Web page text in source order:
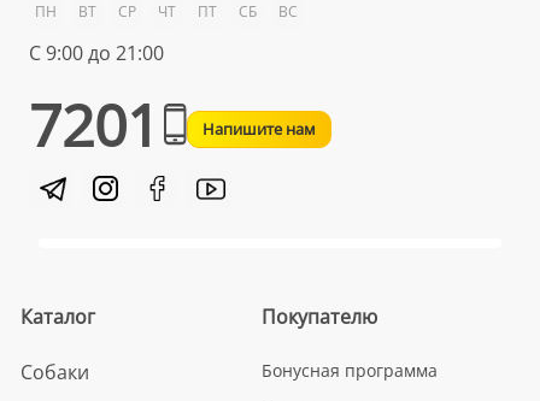
ПН ВТ СР ЧТ ПТ СБ ВС
С 9:00 до 21:00
7201 Напишите нам
Каталог
Собаки
Покупателю
Бонусная программа